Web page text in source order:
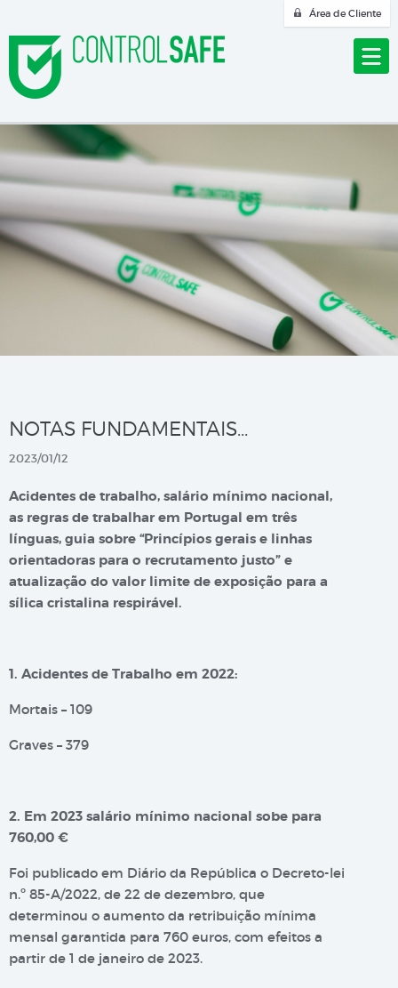
Área de Cliente
NOTAS FUNDAMENTAIS…
2023/01/12
Acidentes de trabalho, salário mínimo nacional,
as regras de trabalhar em Portugal em três
línguas, guia sobre “Princípios gerais e linhas
orientadoras para o recrutamento justo” e
atualização do valor limite de exposição para a
sílica cristalina respirável.
1. Acidentes de Trabalho em 2022:
Mortais – 109
Graves – 379
2. Em 2023 salário mínimo nacional sobe para
760,00 €
Foi publicado em Diário da República o Decreto-lei
n.º 85-A/2022, de 22 de dezembro, que
determinou o aumento da retribuição mínima
mensal garantida para 760 euros, com efeitos a
partir de 1 de janeiro de 2023.